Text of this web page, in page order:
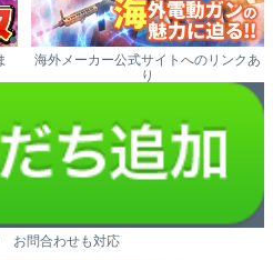
海外メーカー公式サイトへのリンクあ
り
お問合わせも対応